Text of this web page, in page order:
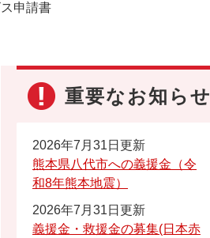
申請書
重要なお知らせ
2026年7月31日更新
熊本県八代市への義援金（令
和8年熊本地震）
2026年7月31日更新
義援金・救援金の募集(日本赤